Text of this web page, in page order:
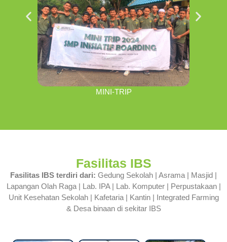
MINI-TRIP
Fasilitas IBS
Fasilitas IBS terdiri dari: Gedung Sekolah | Asrama | Masjid |
Lapangan Olah Raga | Lab. IPA | Lab. Komputer | Perpustakaan |
Unit Kesehatan Sekolah | Kafetaria | Kantin | Integrated Farming
& Desa binaan di sekitar IBS